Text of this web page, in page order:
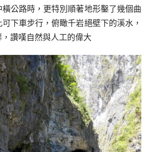
橫公路時，更特別順著地形鑿了幾個曲
下車步行，俯瞰千岩絕壁下的溪水，
讚嘆自然與人工的偉大